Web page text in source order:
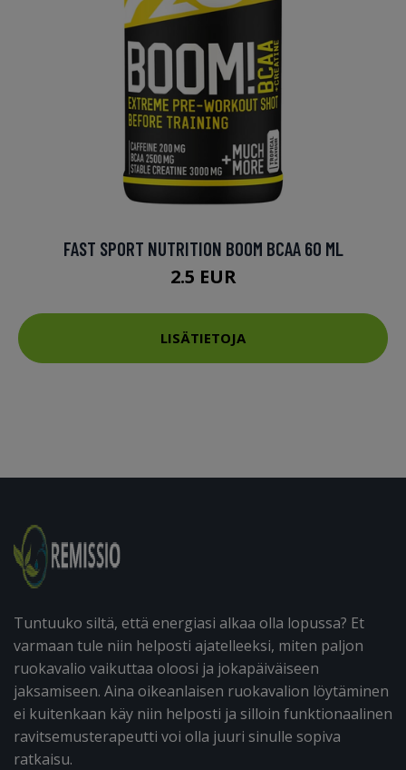
FAST SPORT NUTRITION BOOM BCAA 60 ML
2.5 EUR
LISÄTIETOJA
Tuntuuko siltä, että energiasi alkaa olla lopussa? Et
varmaan tule niin helposti ajatelleeksi, miten paljon
ruokavalio vaikuttaa oloosi ja jokapäiväiseen
jaksamiseen. Aina oikeanlaisen ruokavalion löytäminen
ei kuitenkaan käy niin helposti ja silloin funktionaalinen
ravitsemusterapeutti voi olla juuri sinulle sopiva
ratkaisu.